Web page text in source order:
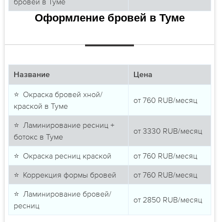
Оформление бровей в Туме
Название Цена
⭐ Окраска бровей хной/
краской в Туме
от 760 RUB/месяц
⭐ Ламинирование ресниц +
ботокс в Туме
от 3330 RUB/месяц
⭐ Окраска ресниц краской от 760 RUB/месяц
⭐ Коррекция формы бровей от 760 RUB/месяц
⭐ Ламинирование бровей/
ресниц
от 2850 RUB/месяц